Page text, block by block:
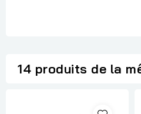
14 produits de la